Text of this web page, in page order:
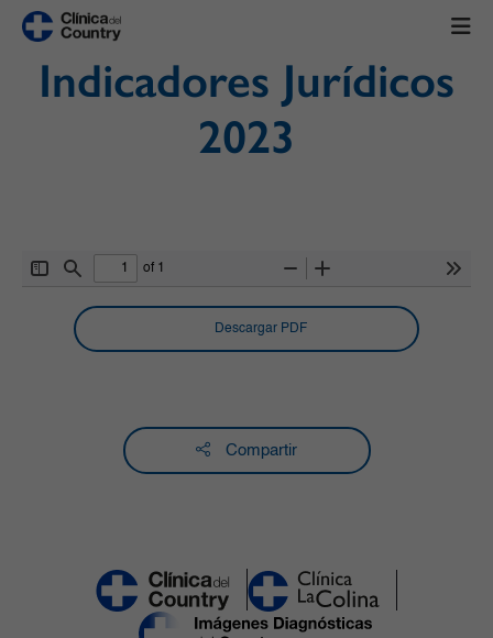
Indicadores Jurídicos
2023
ToggleFind
of 1
Zoom
Descargar PDF
Compartir